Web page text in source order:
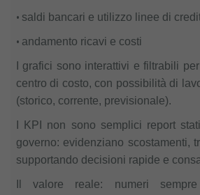
• saldi bancari e utilizzo linee di
• andamento ricavi e costi
I grafici sono interattivi e filtrabili
centro di costo, con possibilità di
(storico, corrente, previsionale).
I KPI non sono semplici report
governo: evidenziano scostamenti,
supportando decisioni rapide e
Il valore reale: numeri